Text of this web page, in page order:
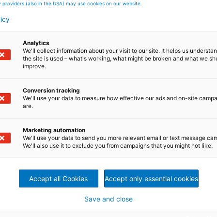
AG, sagt: „
Gegebenheiten durch die Covid-
sogar vor dem geplanten Zeitpunkt
Gruppe, hat eine führende Marktposition in Russland
sowie Gipskarton, der bei der Produktion von
ein breites Portfolio an innovativen Anlagen,
die Zellstoff- und Papierindustrie, den Bereich
die Umformtechnik, für Pumpen, die kommunale und
und Biomassepelletierung. Das globale Produkt-
zur Rauchgasreinigung, für Recycling sowie
Innovative Produkte und Dienstleistungen im
dem Markennamen Metris angeboten und
Effizienz und Rentabilität von Anlagen zu steigern.
und über 280 Standorte in mehr als 40 Ländern.
komplette Anlagen und Serviceleistungen für die
und Karton. Die Technologien und Serviceleistungen
und Nachhaltigkeit sowie geringere
auch Kessel für die Energieerzeugung,
von Vliesstoffen und Faserplatten (MDF) sowie
Abfälle. Neueste IIoT-Technologien im Rahmen
(also in the USA) may use cookies on our website.
Analytics
We'll collect information about your visit to our site. It helps us
the site is used – what's working, what might be broken and what we
improve.
Conversion tracking
We'll use your data to measure how effective our ads and on-site
are.
Marketing automation
We'll use your data to send you more relevant email or text message
We'll also use it to exclude you from campaigns that you might not like.
Accept all Cookies Accept only essential cookies
Save and close